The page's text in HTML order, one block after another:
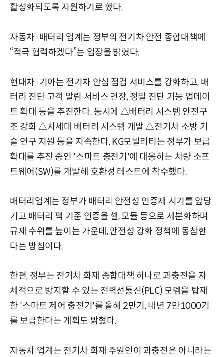
활성화되도록 지원하기로 했다.
자동차·배터리 업계는 정부의 전기차 안전 종합대책에
“적극 협력하겠다”는 입장을 밝혔다.
현대차·기아는 전기차 안심 점검 서비스를 강화하고, 배
터리 진단 고객 알림 서비스 연장, 정밀 진단 기능 업데이
트 확대 등을 추진한다. 동시에 △배터리 시스템 안전구
조 강화 △차세대 배터리 시스템 개발 △전기차 소방 기
술 연구 지원 등을 지속한다. KG모빌리티는 정부가 보급
확대를 추진 중인 '스마트 충전기'에 대응하는 차량 소프
트웨어(SW)를 개발해 호환성 테스트에 착수했다.
배터리업계는 정부가 배터리 안전성 인증제 시기를 앞당
기고 배터리 팩 기준 인증을 셀, 모듈 등으로 세분화하며
규제 수위를 높이는 가운데, 안전성 강화 정책에 동참한
다는 방침이다.
한편, 정부는 전기차 화재 종합대책 하나로 과충전을 자
체적으로 방지할 수 있는 전력선통신(PLC) 모뎀을 탑재
한 '스마트 제어 충전기'를 올해 2만기, 내년 7만1000기
를 보급한다는 계획도 밝혔다.
자동차 업계는 전기차 화재 주원인이 과충전은 아니라는